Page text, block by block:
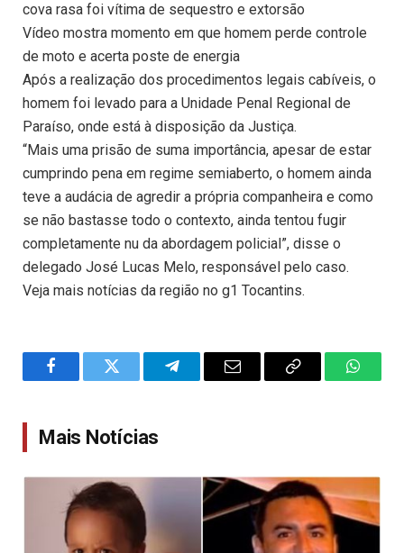
cova rasa foi vítima de sequestro e extorsão
Vídeo mostra momento em que homem perde controle
de moto e acerta poste de energia
Após a realização dos procedimentos legais cabíveis, o
homem foi levado para a Unidade Penal Regional de
Paraíso, onde está à disposição da Justiça.
“Mais uma prisão de suma importância, apesar de estar
cumprindo pena em regime semiaberto, o homem ainda
teve a audácia de agredir a própria companheira e como
se não bastasse todo o contexto, ainda tentou fugir
completamente nu da abordagem policial”, disse o
delegado José Lucas Melo, responsável pelo caso.
Veja mais notícias da região no g1 Tocantins.
FacebookTwitter TelegramEmail
Copy
Mais Notícias